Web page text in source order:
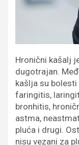
Hronični kašalj
dugotrajan.
kašlja su
faringitis,
bronhitis,
astma,
pluća i drugi.
nisu vezani za